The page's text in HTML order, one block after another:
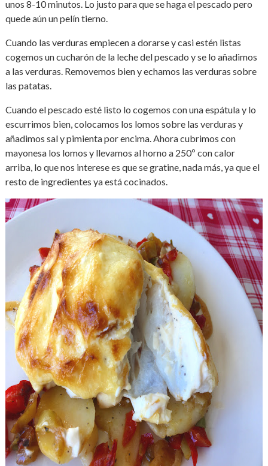
unos 8-10 minutos. Lo justo para que se haga el pescado pero
quede aún un pelín tierno.
Cuando las verduras empiecen a dorarse y casi estén listas
cogemos un cucharón de la leche del pescado y se lo añadimos
a las verduras. Removemos bien y echamos las verduras sobre
las patatas.
Cuando el pescado esté listo lo cogemos con una espátula y lo
escurrimos bien, colocamos los lomos sobre las verduras y
añadimos sal y pimienta por encima. Ahora cubrimos con
mayonesa los lomos y llevamos al horno a 250º con calor
arriba, lo que nos interese es que se gratine, nada más, ya que el
resto de ingredientes ya está cocinados.